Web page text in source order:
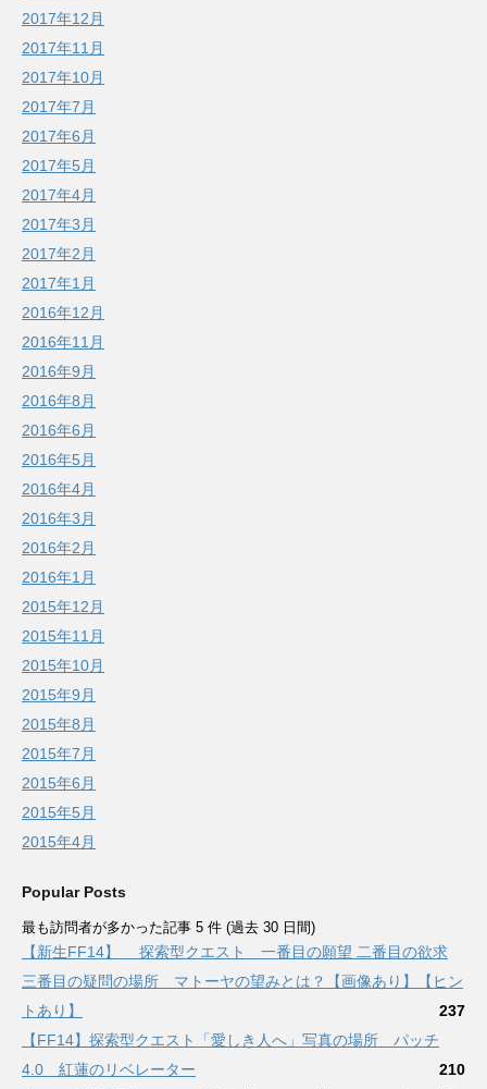
2017年12月
2017年11月
2017年10月
2017年7月
2017年6月
2017年5月
2017年4月
2017年3月
2017年2月
2017年1月
2016年12月
2016年11月
2016年9月
2016年8月
2016年6月
2016年5月
2016年4月
2016年3月
2016年2月
2016年1月
2015年12月
2015年11月
2015年10月
2015年9月
2015年8月
2015年7月
2015年6月
2015年5月
2015年4月
Popular Posts
最も訪問者が多かった記事 5 件 (過去 30 日間)
【新生FF14】 探索型クエスト 一番目の願望 二番目の欲求
三番目の疑問の場所 マトーヤの望みとは？【画像あり】【ヒン
トあり】
237
【FF14】探索型クエスト「愛しき人へ」写真の場所 パッチ
4.0 紅蓮のリベレーター
210